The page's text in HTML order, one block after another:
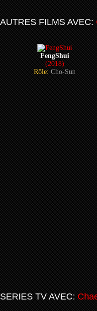
AUTRES FILMS AVEC:
FengShui
(2018)
Rôle:Cho-Sun
SERIES TV AVEC: